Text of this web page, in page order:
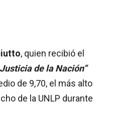
, quien recibió el
de la Nación”
de 9,70, el más alto
de la UNLP durante